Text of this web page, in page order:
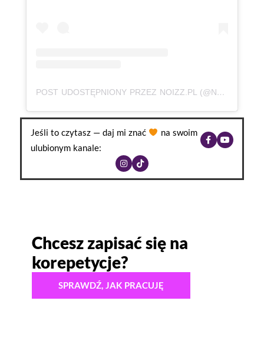
POST UDOSTĘPNIONY PRZEZ NOIZZ.PL (@NOIZZPL)
Jeśli to czytasz — daj mi znać
na swoim
ulubionym kanale:
Chcesz zapisać się na
korepetycje?
SPRAWDŹ, JAK PRACUJĘ